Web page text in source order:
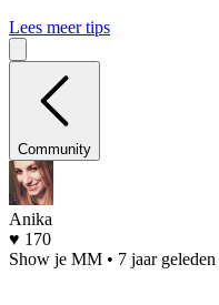
Lees meer tips
Community
Anika
♥ 170
Show je MM • 7 jaar geleden